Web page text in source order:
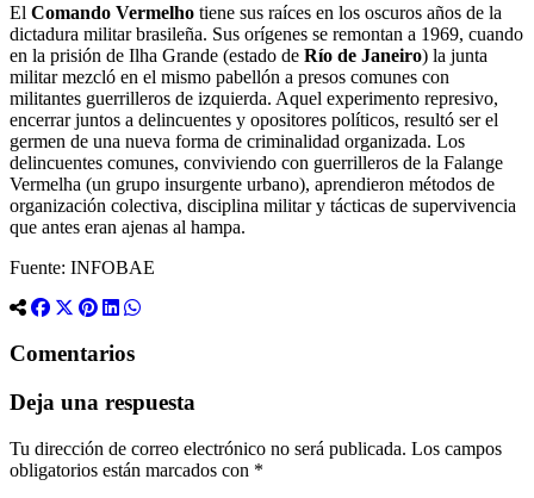
El Comando Vermelho tiene sus raíces en los oscuros años de la
dictadura militar brasileña. Sus orígenes se remontan a 1969, cuando
en la prisión de Ilha Grande (estado de Río de Janeiro) la junta
militar mezcló en el mismo pabellón a presos comunes con
militantes guerrilleros de izquierda. Aquel experimento represivo,
encerrar juntos a delincuentes y opositores políticos, resultó ser el
germen de una nueva forma de criminalidad organizada. Los
delincuentes comunes, conviviendo con guerrilleros de la Falange
Vermelha (un grupo insurgente urbano), aprendieron métodos de
organización colectiva, disciplina militar y tácticas de supervivencia
que antes eran ajenas al hampa.
Fuente: INFOBAE
Comentarios
Deja una respuesta
Tu dirección de correo electrónico no será publicada. Los campos
obligatorios están marcados con *